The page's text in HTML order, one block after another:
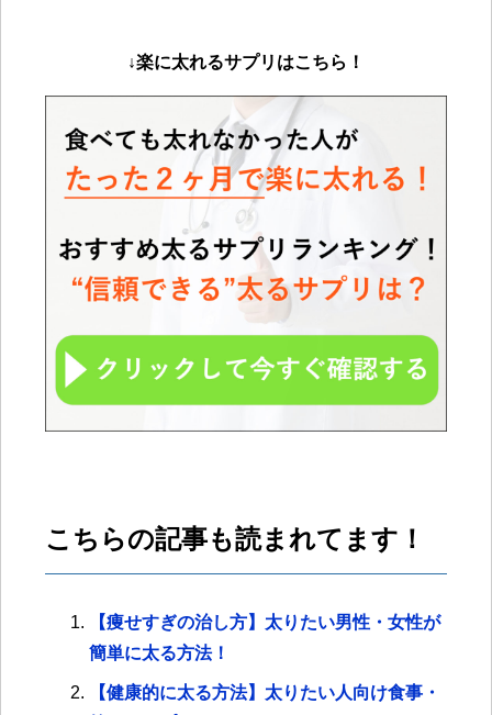
↓楽に太れるサプリはこちら！
こちらの記事も読まれてます！
【痩せすぎの治し方】太りたい男性・女性が
簡単に太る方法！
【健康的に太る方法】太りたい人向け食事・